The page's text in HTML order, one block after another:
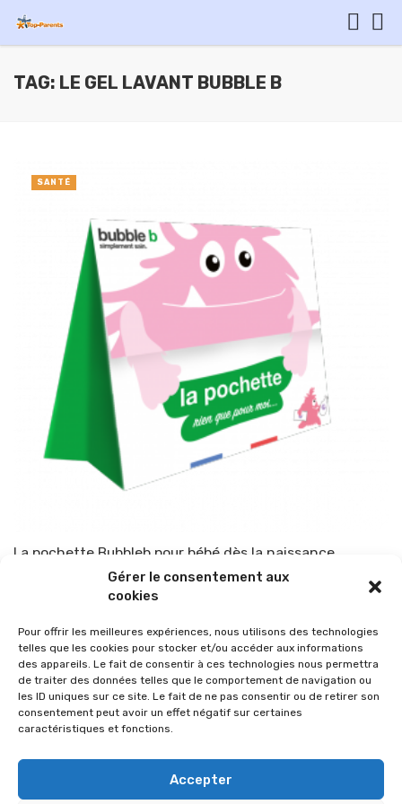
Gérer le consentement aux
cookies
Pour offrir les meilleures expériences, nous utilisons des technologies
telles que les cookies pour stocker et/ou accéder aux informations
des appareils. Le fait de consentir à ces technologies nous permettra
de traiter des données telles que le comportement de navigation ou
les ID uniques sur ce site. Le fait de ne pas consentir ou de retirer son
consentement peut avoir un effet négatif sur certaines
caractéristiques et fonctions.
Accepter
TAG: LE GEL LAVANT BUBBLE B
La pochette Bubbleb pour bébé dès la naissance
TOP-PARENTS 30 septembre 2022
SANTÉ